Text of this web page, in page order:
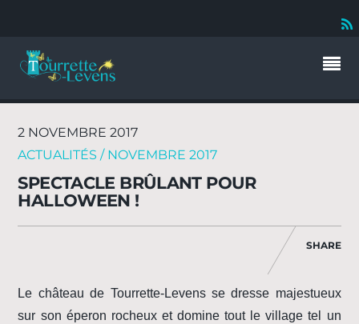
2 NOVEMBRE 2017
ACTUALITÉS / NOVEMBRE 2017
SPECTACLE BRÛLANT POUR
HALLOWEEN !
SHARE
Le château de Tourrette-Levens se dresse majestueux
sur son éperon rocheux et domine tout le village tel un